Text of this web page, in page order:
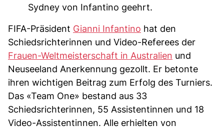
Sydney von Infantino geehrt.
FIFA-Präsident Gianni Infantino hat den
Schiedsrichterinnen und Video-Referees der
Frauen-Weltmeisterschaft in Australien und
Neuseeland Anerkennung gezollt. Er betonte
ihren wichtigen Beitrag zum Erfolg des Turniers.
Das «Team One» bestand aus 33
Schiedsrichterinnen, 55 Assistentinnen und 18
Video-Assistentinnen. Alle erhielten von